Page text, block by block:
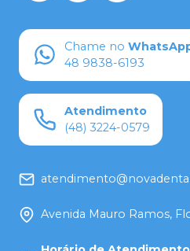
Chame no
48 9838-6193
Atendimento
(48) 3224-0579
Avenida Mauro Ramos,